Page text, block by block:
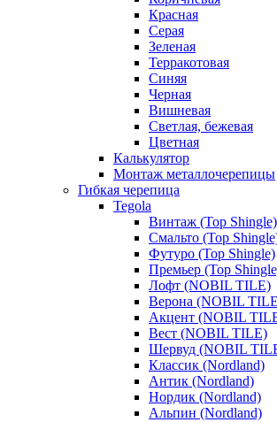
Красная
Серая
Зеленая
Терракотовая
Синяя
Черная
Вишневая
Светлая, бежевая
Цветная
Калькулятор
Монтаж металлочерепицы
Гибкая черепица
Tegola
Винтаж (Top Shingle)
Смальто (Top
Футуро (Top Shingle)
Премьер (Top
Лофт (NOBIL TILE)
Верона (NOBIL
Акцент (NOBIL
Вест (NOBIL TILE)
Шервуд (NOBIL
Классик (Nordland)
Антик (Nordland)
Нордик (Nordland)
Альпин (Nordland)